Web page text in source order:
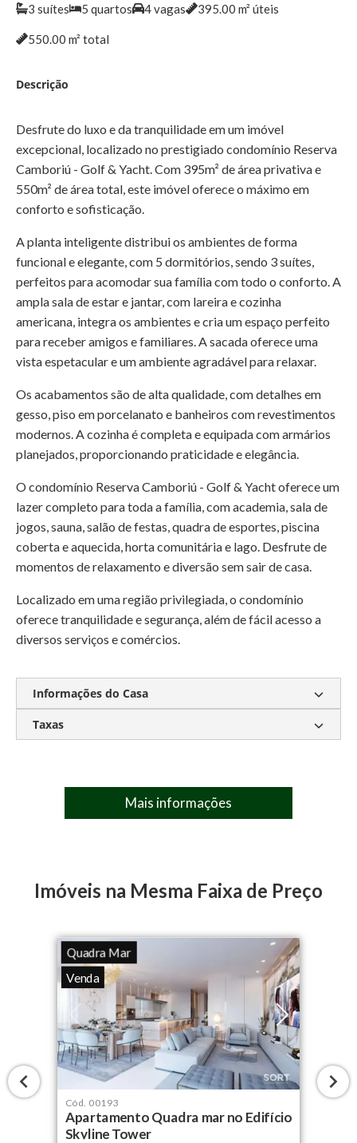
3 suítes 5 quartos 4vagas 395.00 m² úteis
550.00 m² total
Descrição
Desfrute do luxo e da tranquilidade em um imóvel
excepcional, localizado no prestigiado condomínio Reserva
Camboriú - Golf & Yacht. Com 395m² de área privativa e
550m² de área total, este imóvel oferece o máximo em
conforto e sofisticação.
A planta inteligente distribui os ambientes de forma
funcional e elegante, com 5 dormitórios, sendo 3 suítes,
perfeitos para acomodar sua família com todo o conforto. A
ampla sala de estar e jantar, com lareira e cozinha
americana, integra os ambientes e cria um espaço perfeito
para receber amigos e familiares. A sacada oferece uma
vista espetacular e um ambiente agradável para relaxar.
Os acabamentos são de alta qualidade, com detalhes em
gesso, piso em porcelanato e banheiros com revestimentos
modernos. A cozinha é completa e equipada com armários
planejados, proporcionando praticidade e elegância.
O condomínio Reserva Camboriú - Golf & Yacht oferece um
lazer completo para toda a família, com academia, sala de
jogos, sauna, salão de festas, quadra de esportes, piscina
coberta e aquecida, horta comunitária e lago. Desfrute de
momentos de relaxamento e diversão sem sair de casa.
Localizado em uma região privilegiada, o condomínio
oferece tranquilidade e segurança, além de fácil acesso a
diversos serviços e comércios.
Informações do Casa
Piscina privativa
Taxas
Mais informações
Imóveis na Mesma Faixa de Preço
Quadra Mar
Venda
Cód. 00193
Apartamento Quadra mar no Edifício
Skyline Tower